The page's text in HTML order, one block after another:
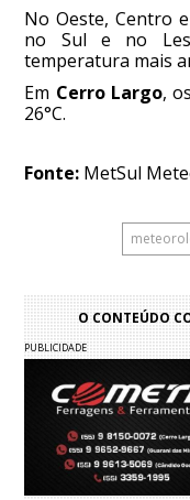
No Oeste, Centro
no Sul e no
temperatura mais
Em Cerro Largo,
26°C.
Fonte: MetSul
O CONTEÚDO
PUBLICIDADE